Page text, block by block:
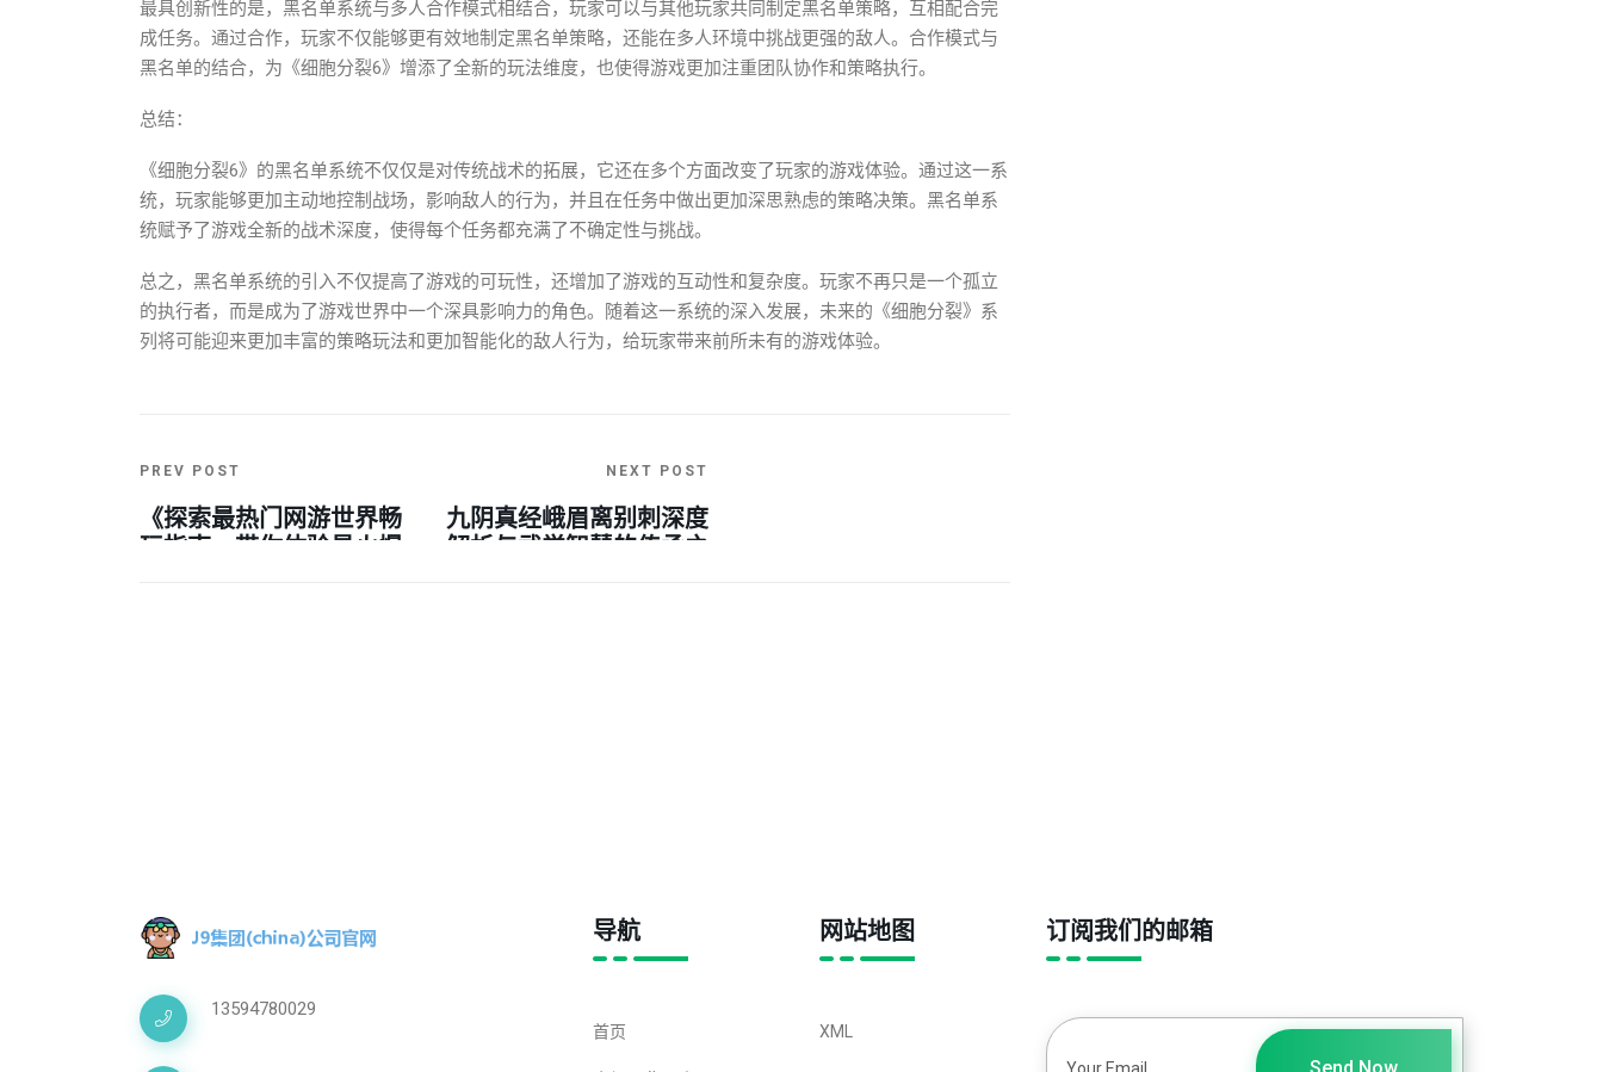
最具创新性的是，黑名单系统与多人合作模式相结合，玩家可以与其他玩家共同制定黑名单策略，互相配合完
成任务。通过合作，玩家不仅能够更有效地制定黑名单策略，还能在多人环境中挑战更强的敌人。合作模式与
黑名单的结合，为《细胞分裂6》增添了全新的玩法维度，也使得游戏更加注重团队协作和策略执行。
总结：
《细胞分裂6》的黑名单系统不仅仅是对传统战术的拓展，它还在多个方面改变了玩家的游戏体验。通过这一系
统，玩家能够更加主动地控制战场，影响敌人的行为，并且在任务中做出更加深思熟虑的策略决策。黑名单系
统赋予了游戏全新的战术深度，使得每个任务都充满了不确定性与挑战。
总之，黑名单系统的引入不仅提高了游戏的可玩性，还增加了游戏的互动性和复杂度。玩家不再只是一个孤立
的执行者，而是成为了游戏世界中一个深具影响力的角色。随着这一系统的深入发展，未来的《细胞分裂》系
列将可能迎来更加丰富的策略玩法和更加智能化的敌人行为，给玩家带来前所未有的游戏体验。
PREV POST
《探索最热门网游世界畅
玩指南，带你体验最火爆
NEXT POST
九阴真经峨眉离别刺深度
解析与武学智慧的传承之
13594780029
导航
首页
网站地图
XML
订阅我们的邮箱